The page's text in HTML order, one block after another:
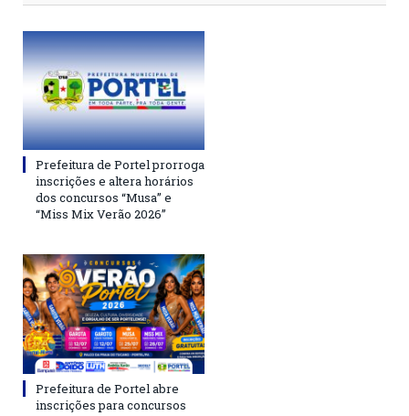
Prefeitura de Portel prorroga
inscrições e altera horários
dos concursos “Musa” e
“Miss Mix Verão 2026”
Prefeitura de Portel abre
inscrições para concursos